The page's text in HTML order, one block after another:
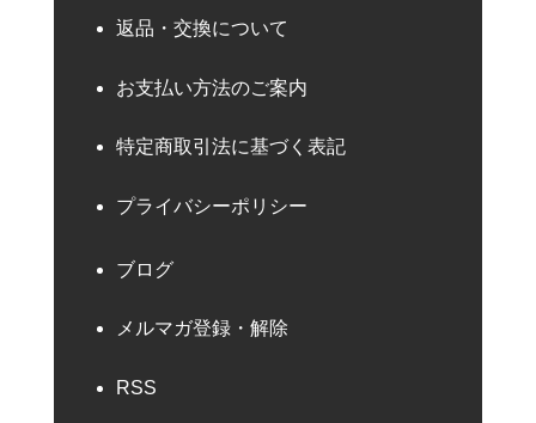
返品・交換について
お支払い方法のご案内
特定商取引法に基づく表記
プライバシーポリシー
ブログ
メルマガ登録・解除
RSS